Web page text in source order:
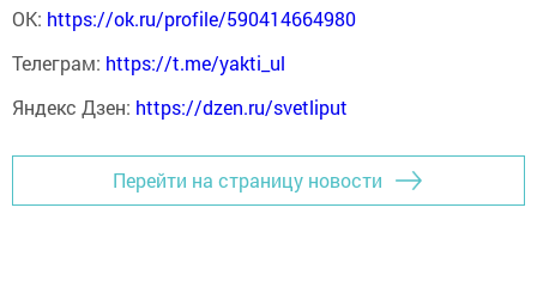
ОК: https://ok.ru/profile/590414664980
Телеграм: https://t.me/yakti_ul
Яндекс Дзен: https://dzen.ru/svetliput
Перейти на страницу новости